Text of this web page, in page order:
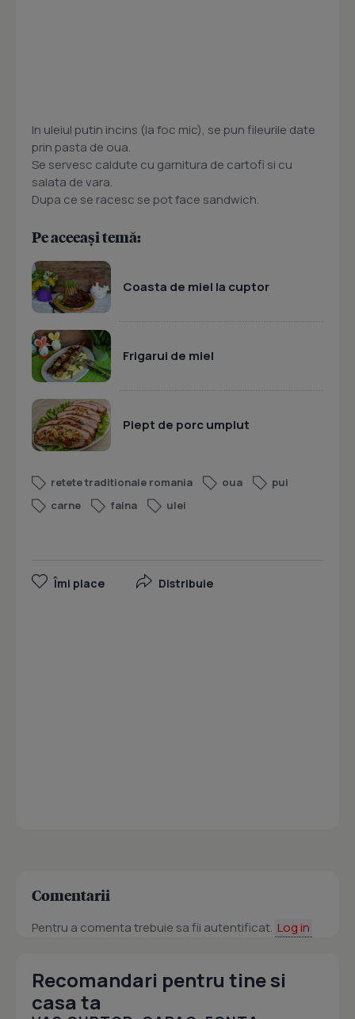
In uleiul putin incins (la foc mic), se pun fileurile date
prin pasta de oua.
Se servesc caldute cu garnitura de cartofi si cu
salata de vara.
Dupa ce se racesc se pot face sandwich.
Pe aceeași temă:
Coasta de miel la cuptor
Frigarui de miel
Piept de porc umplut
retete traditionale romania oua
pui
carne
faina ulei
Îmi place Distribuie
Comentarii
Pentru a comenta trebuie sa fii autentificat. Log in
Recomandari pentru tine si
casa ta